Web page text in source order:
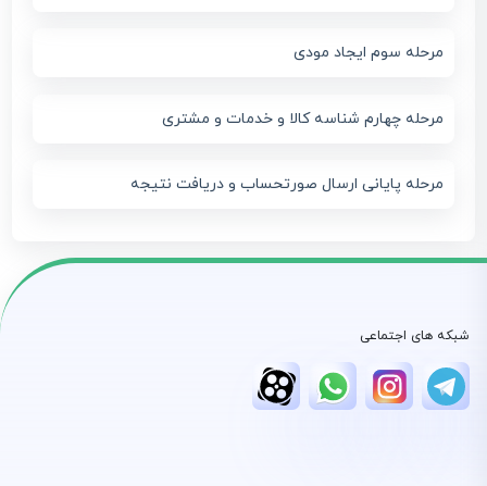
مرحله سوم ایجاد مودی
مرحله چهارم شناسه کالا و خدمات و مشتری
مرحله پایانی ارسال صورتحساب و دریافت نتیجه
شبکه های اجتماعی